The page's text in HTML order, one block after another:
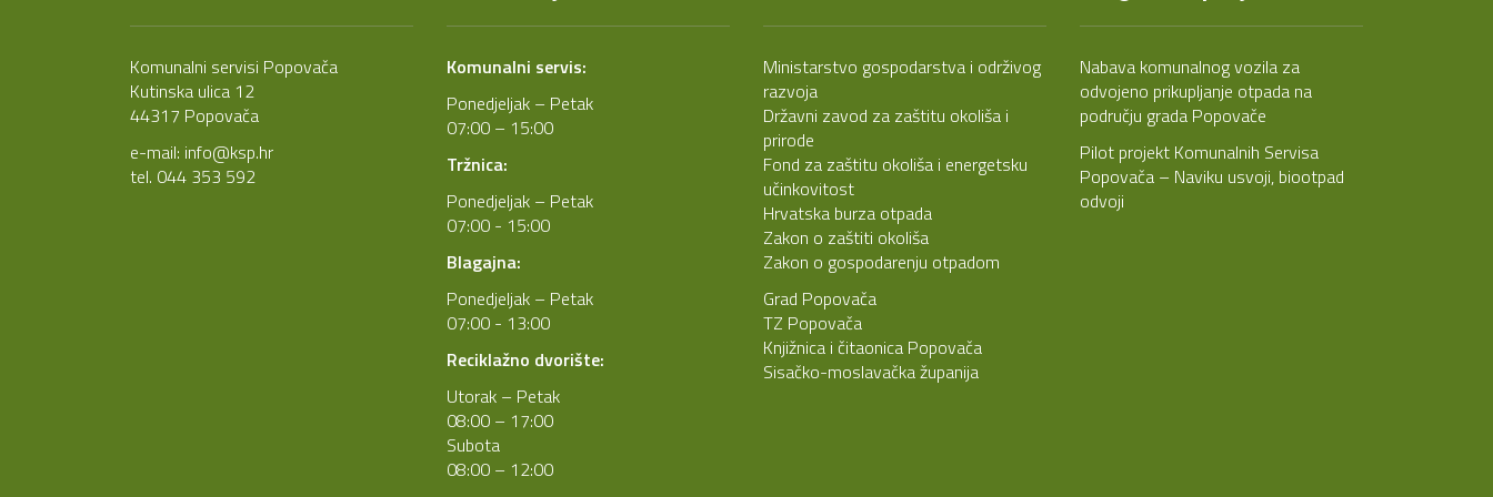
Komunalni servisi Popovača
Kutinska ulica 12
44317 Popovača
e-mail: info@ksp.hr
tel. 044 353 592
Komunalni servis:
Ponedjeljak – Petak
07:00 – 15:00
Tržnica:
Ponedjeljak – Petak
07:00 - 15:00
Blagajna:
Ponedjeljak – Petak
07:00 - 13:00
Reciklažno dvorište:
Utorak – Petak
08:00 – 17:00
Subota
08:00 – 12:00
Ministarstvo gospodarstva i održivog
razvoja
Državni zavod za zaštitu okoliša i
prirode
Fond za zaštitu okoliša i energetsku
učinkovitost
Hrvatska burza otpada
Zakon o zaštiti okoliša
Zakon o gospodarenju otpadom
Grad Popovača
TZ Popovača
Knjižnica i čitaonica Popovača
Sisačko-moslavačka županija
Nabava komunalnog vozila za
odvojeno prikupljanje otpada na
području grada Popovače
Pilot projekt Komunalnih Servisa
Popovača – Naviku usvoji, biootpad
odvoji